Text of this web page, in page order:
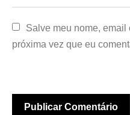
Salve meu nome, email
próxima vez que eu